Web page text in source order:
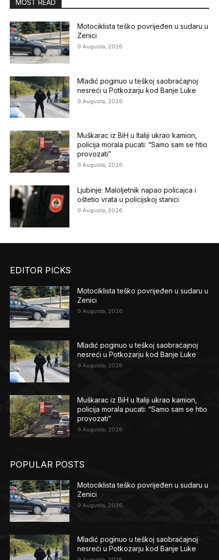
MOST READ
Motociklista teško povrijeđen u sudaru u
Zenici
9 Augusta, 2026
Mladić poginuo u teškoj saobraćajnoj
nesreći u Potkozarju kod Banje Luke
9 Augusta, 2026
Muškarac iz BiH u Italiji ukrao kamion,
policija morala pucati: “Samo sam se htio
provozati”
9 Augusta, 2026
Ljubinje: Maloljetnik napao policajca i
oštetio vrata u policijskoj stanici
9 Augusta, 2026
EDITOR PICKS
Motociklista teško povrijeđen u sudaru u
Zenici
9 Augusta, 2026
Mladić poginuo u teškoj saobraćajnoj
nesreći u Potkozarju kod Banje Luke
9 Augusta, 2026
Muškarac iz BiH u Italiji ukrao kamion,
policija morala pucati: “Samo sam se htio
provozati”
9 Augusta, 2026
POPULAR POSTS
Motociklista teško povrijeđen u sudaru u
Zenici
9 Augusta, 2026
Mladić poginuo u teškoj saobraćajnoj
nesreći u Potkozarju kod Banje Luke